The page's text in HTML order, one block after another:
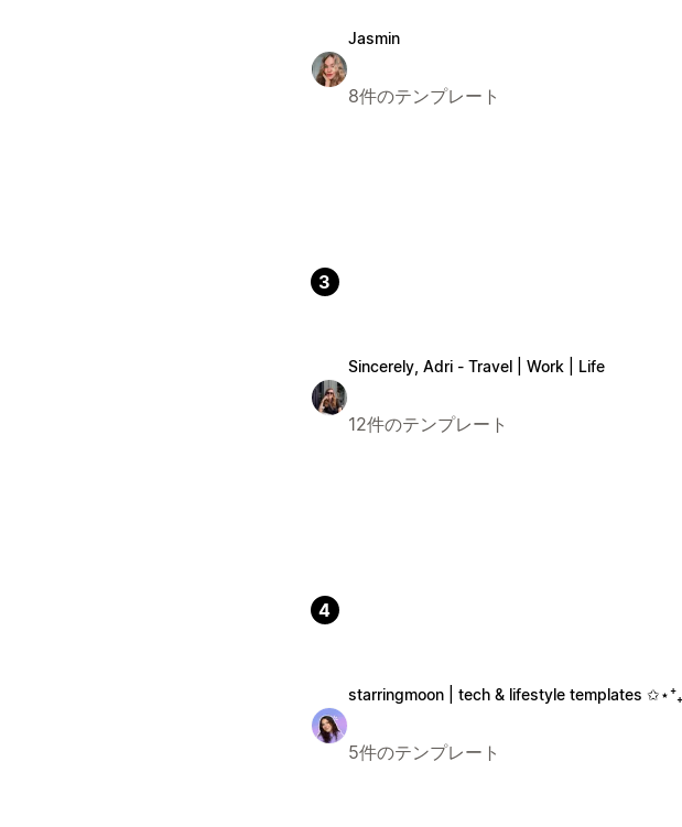
Jasmin
8件のテンプレート
3
Sincerely, Adri - Travel | Work | Life
12件のテンプレート
4
starringmoon | tech & lifestyle templates ✩⋆⁺₊
5件のテンプレート